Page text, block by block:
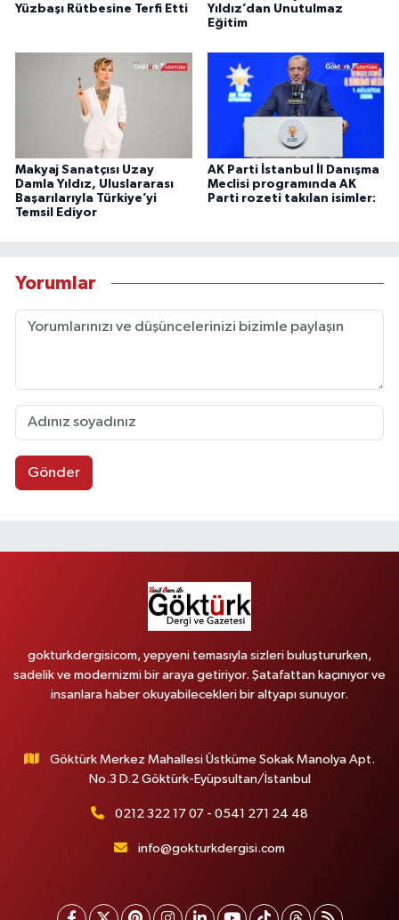
Yüzbaşı Rütbesine Terfi Etti
Yıldız’dan Unutulmaz
Eğitim
Makyaj Sanatçısı Uzay
Damla Yıldız, Uluslararası
Başarılarıyla Türkiye’yi
Temsil Ediyor
AK Parti İstanbul İl Danışma
Meclisi programında AK
Parti rozeti takılan isimler:
Yorumlar
Gönder
gokturkdergisicom, yepyeni temasıyla sizleri buluştururken,
sadelik ve modernizmi bir araya getiriyor. Şatafattan kaçınıyor ve
insanlara haber okuyabilecekleri bir altyapı sunuyor.
Göktürk Merkez Mahallesi Üstküme Sokak Manolya Apt.
No.3 D.2 Göktürk-Eyüpsultan/İstanbul
0212 322 17 07 - 0541 271 24 48
info@gokturkdergisi.com